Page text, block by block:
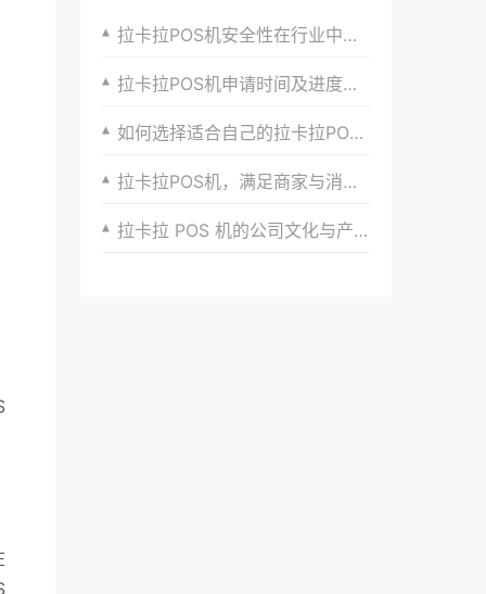
拉卡拉POS机安全性在行业中的地位
拉卡拉POS机申请时间及进度查询攻略
如何选择适合自己的拉卡拉POS机型号及办理流程
拉卡拉POS机，满足商家与消费者的双重需求
拉卡拉 POS 机的公司文化与产品服务的融合